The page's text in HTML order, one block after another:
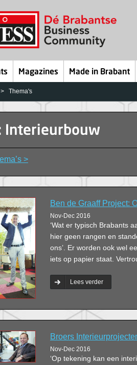
Magazines Made in Brabant
Thema's
Interieurbouw
>
Ben de Graaff Project:
Nov-Dec 2016
‘Wat er typisch Brabants
hier geen rangen en
ons’. Er worden ook wel
iets op papier staat.
Lees verder
Broers
Nov-Dec 2016
‘Op tekening kan een